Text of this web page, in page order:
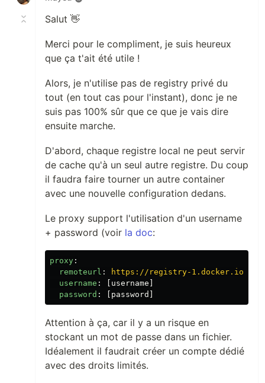
Salut 👋
Merci pour le compliment, je suis heureux
que ça t'ait été utile !
Alors, je n'utilise pas de registry privé du
tout (en tout cas pour l'instant), donc je ne
suis pas 100% sûr que ce que je vais dire
ensuite marche.
D'abord, chaque registre local ne peut servir
de cache qu'à un seul autre registre. Du coup
il faudra faire tourner un autre container
avec une nouvelle configuration dedans.
Le proxy support l'utilisation d'un username
+ password (voir la doc:
proxy :
remoteurl :
https://registry-1.docker.io
username : username
password : password
Attention à ça, car il y a un risque en
stockant un mot de passe dans un fichier.
Idéalement il faudrait créer un compte dédié
avec des droits limités.